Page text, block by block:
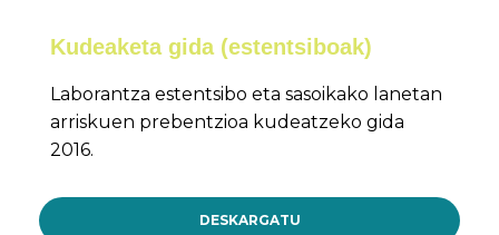
Kudeaketa gida (estentsiboak)
Laborantza estentsibo eta sasoikako lanetan
arriskuen prebentzioa kudeatzeko gida
2016.
DESKARGATU